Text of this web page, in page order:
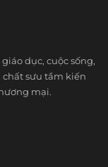
dục, cuộc sống,
sưu tầm kiến
mại.